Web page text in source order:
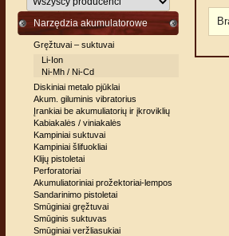
Narzędzia akumulatorowe
Gręžtuvai – suktuvai
Li-Ion
Ni-Mh / Ni-Cd
Diskiniai metalo pjūklai
Akum. giluminis vibratorius
Įrankiai be akumuliatorių ir įkroviklių
Kabiakalės / viniakalės
Kampiniai suktuvai
Kampiniai šlifuokliai
Klijų pistoletai
Perforatoriai
Akumuliatoriniai prožektoriai-lempos
Sandarinimo pistoletai
Smūginiai gręžtuvai
Smūginis suktuvas
Smūginiai veržliasukiai